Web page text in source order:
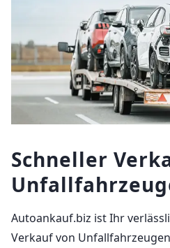
Schneller
Autoankauf.biz ist Ihr
Verkauf von